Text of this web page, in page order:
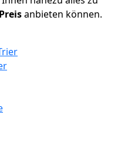
Preisanbieten können.